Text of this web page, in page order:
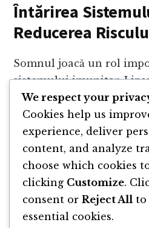
Întărirea
Reducerea
Somnul joacă un rol
sistemului imunitar.
slăbi sistemul imunitar,
susceptibil la infecții și
un somn adecvat poate
împotriva infecțiilor și
afecțiuni cronice, cum ar
diabetul.
Astfel, somnul nu este
We respect your
Cookies help us
experience, deliver
content, and analyze
choose which cookies
clicking Customize.
consent or Reject All to
essential cookies.